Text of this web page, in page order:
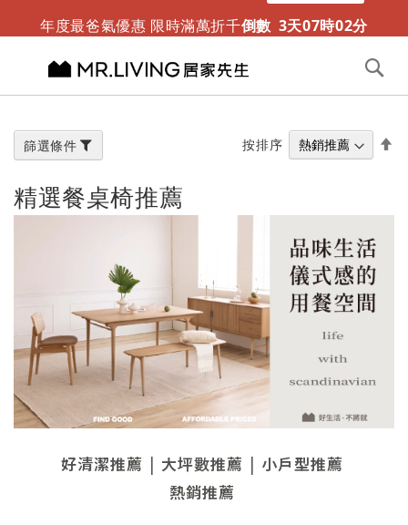
年度最爸氣優惠 限時滿萬折千倒數 3天07時02分
限時免運
內
容
精選餐桌椅推薦
好清潔推薦 大坪數推薦
小戶型推薦
熱銷推薦
按排序
方
篩選條件